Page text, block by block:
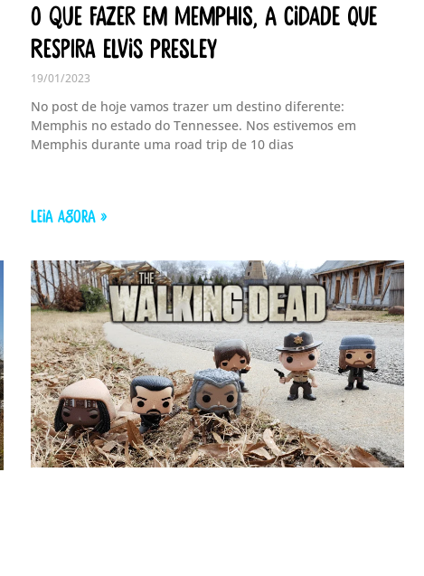
O que fazer em Memphis, a cidade que
respira Elvis Presley
19/01/2023
No post de hoje vamos trazer um destino diferente:
Memphis no estado do Tennessee. Nos estivemos em
Memphis durante uma road trip de 10 dias
LEIA AGORA »